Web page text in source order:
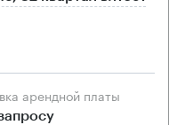
арендной платы